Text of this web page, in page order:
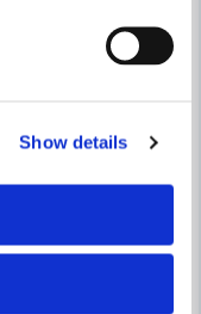
Show details